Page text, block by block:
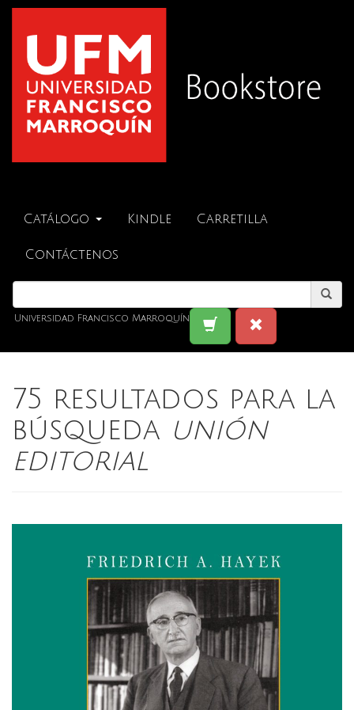
Catálogo Kindle Carretilla
Contáctenos
Universidad Francisco Marroquín
75 resultados para la
búsqueda unión
editorial